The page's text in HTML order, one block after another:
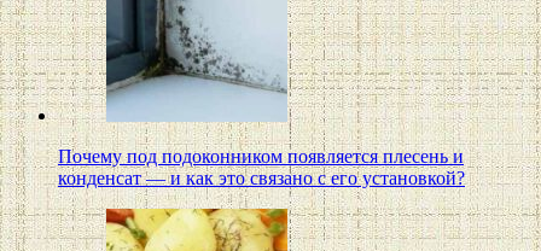
Почему под подоконником появляется плесень и
конденсат — и как это связано с его установкой?